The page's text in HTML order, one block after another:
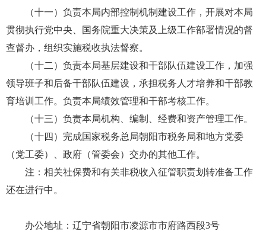
（十一）负责本局内部控制机制建设工作，开展对本局
贯彻执行党中央、国务院重大决策及上级工作部署情况的督
查督办，组织实施税收执法督察。
（十二）负责本局基层建设和干部队伍建设工作，加强
领导班子和后备干部队伍建设，承担税务人才培养和干部教
育培训工作。负责本局绩效管理和干部考核工作。
（十三）负责本局机构、编制、经费和资产管理工作。
（十四）完成国家税务总局朝阳市税务局和地方党委
（党工委）、政府（管委会）交办的其他工作。
注：相关社保费和有关非税收入征管职责划转准备工作
还在进行中。
办公地址：辽宁省朝阳市凌源市市府路西段3号